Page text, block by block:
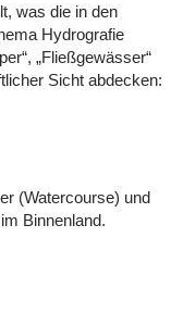
was die in den
Hydrografie
„Fließgewässer“
Sicht abdecken:
(Watercourse) und
Binnenland.